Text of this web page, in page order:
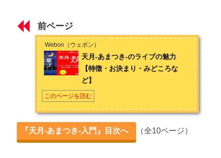
第４章 ファンとの交流
ファンクラブ・グッズ・期間限定イベント
握手会＆ハイタッチ会
オリジナルキャラ「正宗くん」
前ページ
Webon（ウェボン）
天月-あまつき-のライブの魅力
【特徴・お決まり・みどころな
ど】
このページを読む
『天月-あまつき-入門』目次へ （全10ページ）